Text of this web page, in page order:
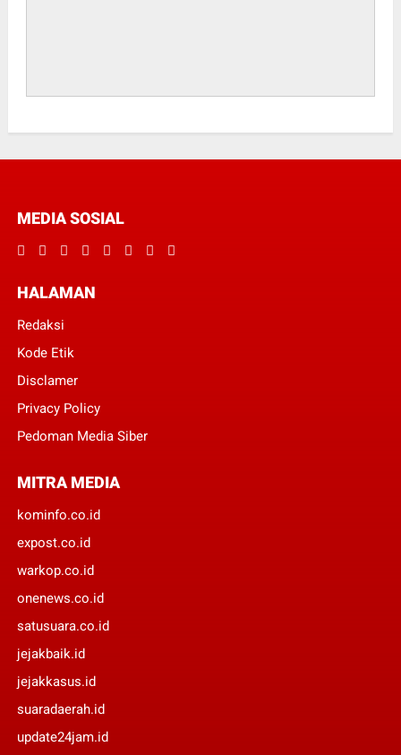
MEDIA SOSIAL
HALAMAN
Redaksi
Kode Etik
Disclamer
Privacy Policy
Pedoman Media Siber
MITRA MEDIA
kominfo.co.id
expost.co.id
warkop.co.id
onenews.co.id
satusuara.co.id
jejakbaik.id
jejakkasus.id
suaradaerah.id
update24jam.id